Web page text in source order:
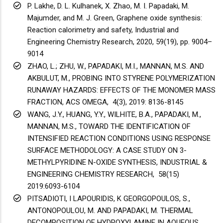
P. Lakhe, D. L. Kulhanek, X. Zhao, M. I. Papadaki, M.
Majumder, and M. J. Green, Graphene oxide synthesis:
Reaction calorimetry and safety, Industrial and
Engineering Chemistry Research, 2020, 59(19), pp. 9004–
9014
ZHAO, L.; ZHU, W., PAPADAKI, M.I., MANNAN, M.S. AND
AKBULUT, M., PROBING INTO STYRENE POLYMERIZATION
RUNAWAY HAZARDS: EFFECTS OF THE MONOMER MASS
FRACTION, ACS OMEGA, 4(3), 2019: 8136-8145
WANG, J.Y., HUANG, Y.Y., WILHITE, B.A., PAPADAKI, M.,
MANNAN, M.S., TOWARD THE IDENTIFICATION OF
INTENSIFIED REACTION CONDITIONS USING RESPONSE
SURFACE METHODOLOGY: A CASE STUDY ON 3-
METHYLPYRIDINE N-OXIDE SYNTHESIS, INDUSTRIAL &
ENGINEERING CHEMISTRY RESEARCH, 58(15)
2019:6093-6104
PITSADIOTI, I LAPOURIDIS, K GEORGOPOULOS, S.,
ANTONOPOULOU, M. AND PAPADAKI, M. THERMAL